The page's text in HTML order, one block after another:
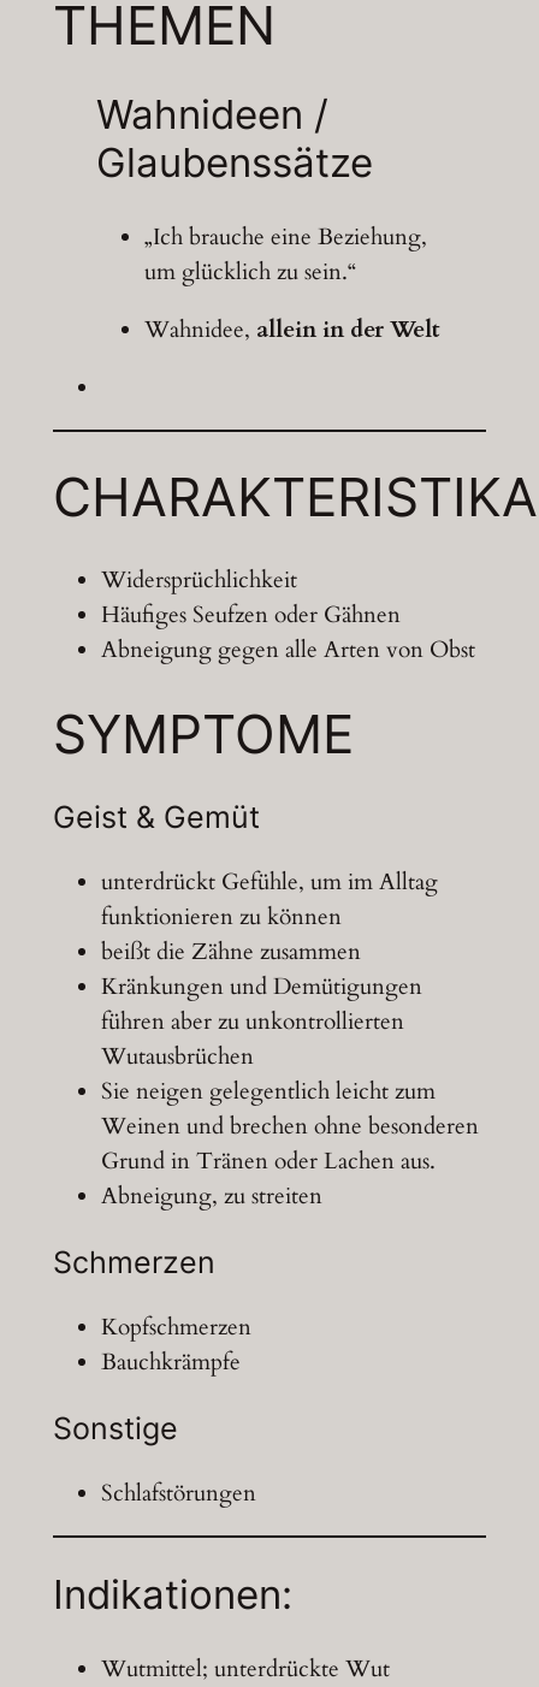
THEMEN
Wahnideen /
Glaubenssätze
„Ich brauche eine Beziehung,
um glücklich zu sein.“
Wahnidee, allein in der Welt
CHARAKTERISTIKA
Widersprüchlichkeit
Häufiges Seufzen oder Gähnen
Abneigung gegen alle Arten von Obst
SYMPTOME
Geist & Gemüt
unterdrückt Gefühle, um im Alltag
funktionieren zu können
beißt die Zähne zusammen
Kränkungen und Demütigungen
führen aber zu unkontrollierten
Wutausbrüchen
Sie neigen gelegentlich leicht zum
Weinen und brechen ohne besonderen
Grund in Tränen oder Lachen aus.
Abneigung, zu streiten
Schmerzen
Kopfschmerzen
Bauchkrämpfe
Sonstige
Schlafstörungen
Indikationen:
Wutmittel; unterdrückte Wut